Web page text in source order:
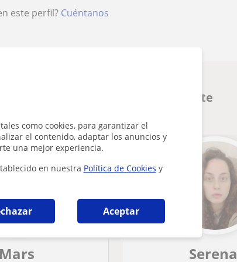
como cookies, para garantizar el
el contenido, adaptar los anuncios y
una mejor experiencia.
en nuestra Política de Cookies y
Aceptar
este perfil? Cuéntanos
Gramenet que pueden interesarte
Mars Serena